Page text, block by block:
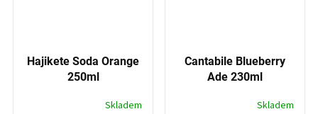
Hajikete Soda Orange
250ml
Skladem
Cantabile Blueberry
Ade 230ml
Skladem